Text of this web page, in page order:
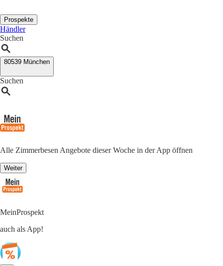
Prospekte
Händler
Suchen
80539 München
Suchen
Alle Zimmerbesen Angebote dieser Woche in der App öffnen
Weiter
MeinProspekt
auch als App!